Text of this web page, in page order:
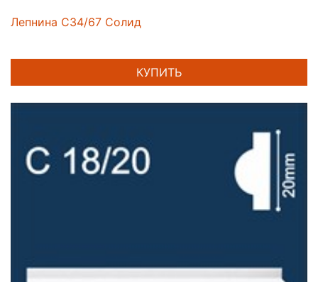
Лепнина C34/67 Солид
КУПИТЬ